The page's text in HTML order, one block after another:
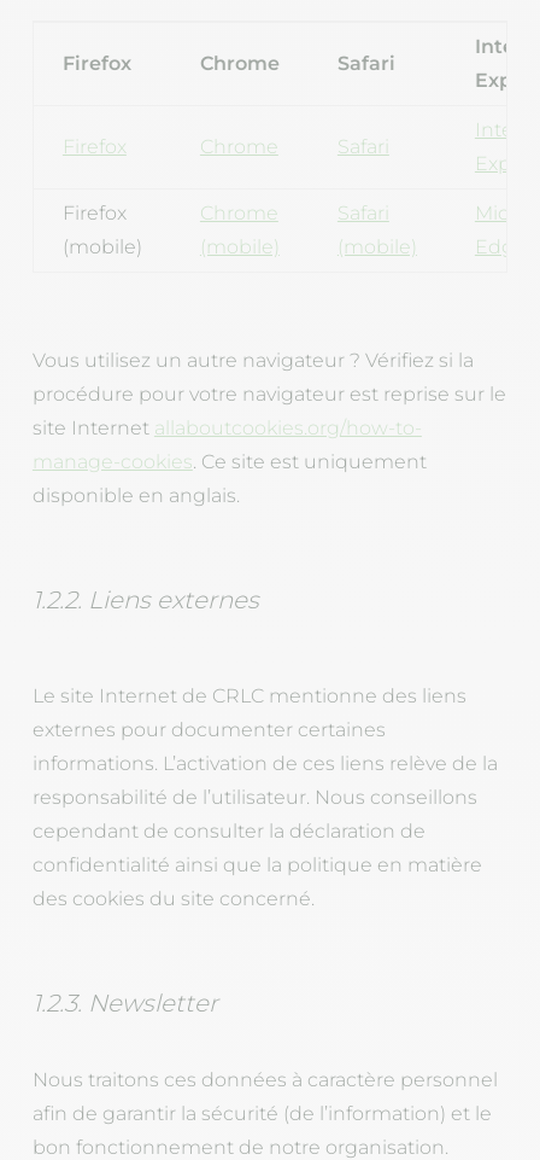
Firefox Chrome Safari
Firefox Chrome Safari
Firefox
(mobile)
Chrome
(mobile)
Safari
(mobile)
Edge
Vous utilisez un autre navigateur ? Vérifiez si la
procédure pour votre navigateur est reprise sur le
site Internet allaboutcookies.org/how-to-
manage-cookies. Ce site est uniquement
disponible en anglais.
1.2.2. Liens externes
Le site Internet de CRLC mentionne des liens
externes pour documenter certaines
informations. L’activation de ces liens relève de la
responsabilité de l’utilisateur. Nous conseillons
cependant de consulter la déclaration de
confidentialité ainsi que la politique en matière
des cookies du site concerné.
1.2.3. Newsletter
Nous traitons ces données à caractère personnel
afin de garantir la sécurité (de l’information) et le
bon fonctionnement de notre organisation.